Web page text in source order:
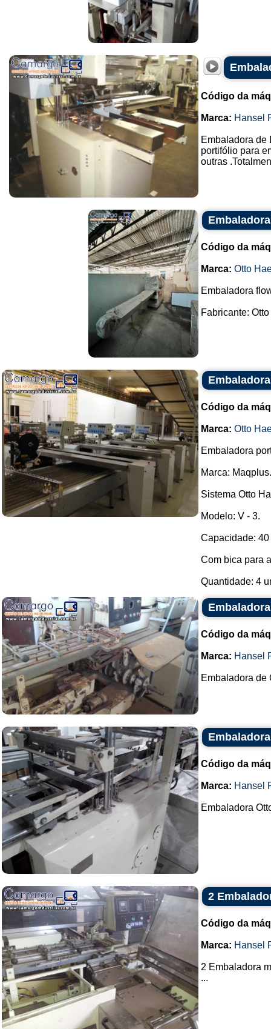
Código da
Marca: Hansel
Embaladora de
portifólio para
outras
Código da
Marca: Otto
Embaladora
Fabricante:
Código da
Marca: Otto
Embaladora
Marca: Maqplus.
Sistema Otto
Modelo: V - 3.
Capacidade:
Com bica para
Quantidade: 4
Código da
Marca: Hansel
Embaladora de
Código da
Marca: Hansel
Embaladora
2
Código da
Marca: Hansel
2 Embaladora
...